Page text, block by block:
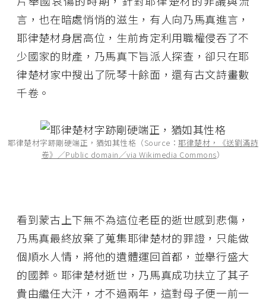
言，也在暗處悄悄的滋生，有人向乃馬真進言，
耶律楚材身居高位，生前肯定利用職權侵吞了不
少國家的財產，乃馬真下旨派人探查，卻只在耶
律楚材家中搜出了阮琴十餘面，還有古文詩畫數
千卷。
耶律楚材字跡剛硬端正，猶如其性格（Source： 耶律楚材，《送劉滿詩
卷》／Public domain／via Wikimedia Commons）
看到蒙古上下無不為這位老臣的逝世感到悲傷，
乃馬真最終放棄了蒐集耶律楚材的罪證，只能做
個順水人情，將他的遺體運回首都，並舉行盛大
的國葬。耶律楚材逝世，乃馬真成功扶立了其子
貴由繼任大汗，才不過兩年，這對母子便一前一